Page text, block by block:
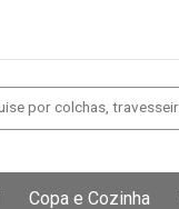
Copa e Cozinha